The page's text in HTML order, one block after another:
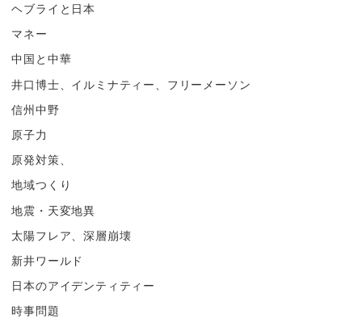
ヘブライと日本
マネー
中国と中華
井口博士、イルミナティー、フリーメーソン
信州中野
原子力
原発対策、
地域つくり
地震・天変地異
太陽フレア、深層崩壊
新井ワールド
日本のアイデンティティー
時事問題